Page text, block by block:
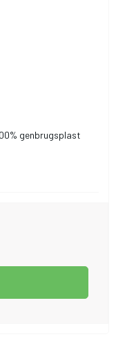
genbrugsplast